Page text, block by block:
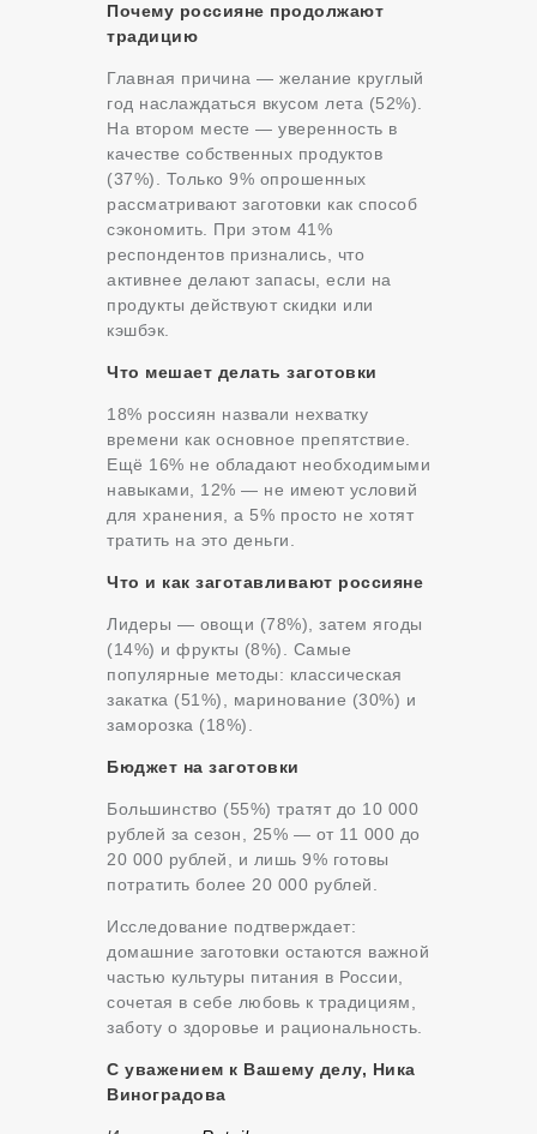
Почему россияне продолжают
традицию
Главная причина — желание круглый
год наслаждаться вкусом лета (52%).
На втором месте — уверенность в
качестве собственных продуктов
(37%). Только 9% опрошенных
рассматривают заготовки как способ
сэкономить. При этом 41%
респондентов признались, что
активнее делают запасы, если на
продукты действуют скидки или
кэшбэк.
Что мешает делать заготовки
18% россиян назвали нехватку
времени как основное препятствие.
Ещё 16% не обладают необходимыми
навыками, 12% — не имеют условий
для хранения, а 5% просто не хотят
тратить на это деньги.
Что и как заготавливают россияне
Лидеры — овощи (78%), затем ягоды
(14%) и фрукты (8%). Самые
популярные методы: классическая
закатка (51%), маринование (30%) и
заморозка (18%).
Бюджет на заготовки
Большинство (55%) тратят до 10 000
рублей за сезон, 25% — от 11 000 до
20 000 рублей, и лишь 9% готовы
потратить более 20 000 рублей.
Исследование подтверждает:
домашние заготовки остаются важной
частью культуры питания в России,
сочетая в себе любовь к традициям,
заботу о здоровье и рациональность.
С уважением к Вашему делу, Ника
Виноградова